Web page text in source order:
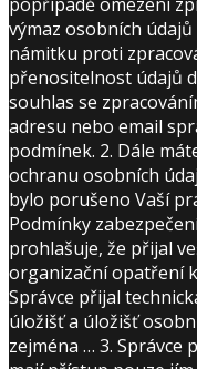
výmaz osobních údajů
námitku proti
přenositelnost údajů
souhlas se
adresu nebo email
podmínek. 2. Dále
ochranu osobních
bylo porušeno Vaší
Podmínky
prohlašuje, že přijal
organizační opatření
Správce přijal
úložišť a úložišť
zejména … 3. Správce